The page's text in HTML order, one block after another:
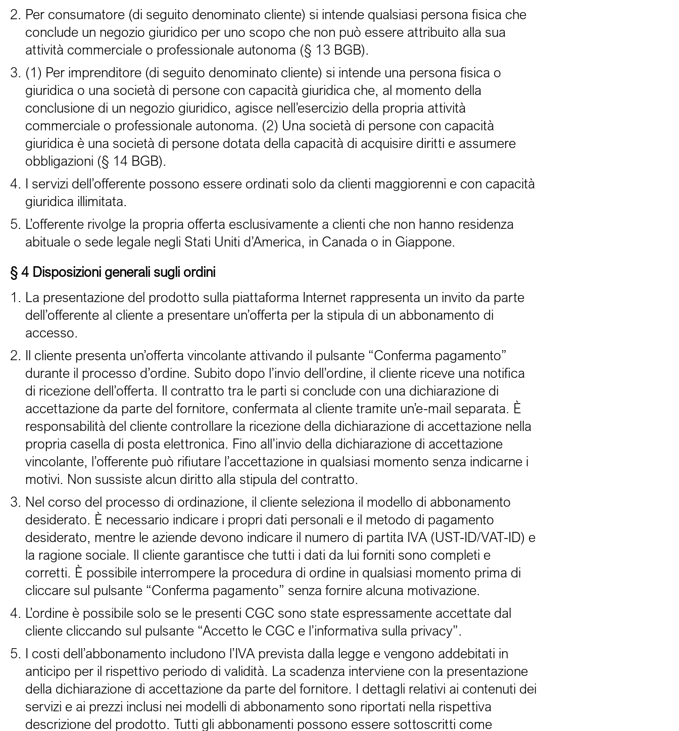
Per consumatore (di seguito denominato cliente) si intende qualsiasi persona fisica che
conclude un negozio giuridico per uno scopo che non può essere attribuito alla sua
attività commerciale o professionale autonoma (§ 13 BGB).
(1) Per imprenditore (di seguito denominato cliente) si intende una persona fisica o
giuridica o una società di persone con capacità giuridica che, al momento della
conclusione di un negozio giuridico, agisce nell’esercizio della propria attività
commerciale o professionale autonoma. (2) Una società di persone con capacità
giuridica è una società di persone dotata della capacità di acquisire diritti e assumere
obbligazioni (§ 14 BGB).
I servizi dell’offerente possono essere ordinati solo da clienti maggiorenni e con capacità
giuridica illimitata.
L’offerente rivolge la propria offerta esclusivamente a clienti che non hanno residenza
abituale o sede legale negli Stati Uniti d’America, in Canada o in Giappone.
§ 4 Disposizioni generali sugli ordini
La presentazione del prodotto sulla piattaforma Internet rappresenta un invito da parte
dell’offerente al cliente a presentare un’offerta per la stipula di un abbonamento di
accesso.
Il cliente presenta un’offerta vincolante attivando il pulsante “Conferma pagamento”
durante il processo d’ordine. Subito dopo l’invio dell’ordine, il cliente riceve una notifica
di ricezione dell’offerta. Il contratto tra le parti si conclude con una dichiarazione di
accettazione da parte del fornitore, confermata al cliente tramite un’e-mail separata. È
responsabilità del cliente controllare la ricezione della dichiarazione di accettazione nella
propria casella di posta elettronica. Fino all’invio della dichiarazione di accettazione
vincolante, l’offerente può rifiutare l’accettazione in qualsiasi momento senza indicarne i
motivi. Non sussiste alcun diritto alla stipula del contratto.
Nel corso del processo di ordinazione, il cliente seleziona il modello di abbonamento
desiderato. È necessario indicare i propri dati personali e il metodo di pagamento
desiderato, mentre le aziende devono indicare il numero di partita IVA (UST-ID/VAT-ID) e
la ragione sociale. Il cliente garantisce che tutti i dati da lui forniti sono completi e
corretti. È possibile interrompere la procedura di ordine in qualsiasi momento prima di
cliccare sul pulsante “Conferma pagamento” senza fornire alcuna motivazione.
L’ordine è possibile solo se le presenti CGC sono state espressamente accettate dal
cliente cliccando sul pulsante “Accetto le CGC e l’informativa sulla privacy”.
I costi dell’abbonamento includono l’IVA prevista dalla legge e vengono addebitati in
anticipo per il rispettivo periodo di validità. La scadenza interviene con la presentazione
della dichiarazione di accettazione da parte del fornitore. I dettagli relativi ai contenuti dei
servizi e ai prezzi inclusi nei modelli di abbonamento sono riportati nella rispettiva
descrizione del prodotto. Tutti gli abbonamenti possono essere sottoscritti come